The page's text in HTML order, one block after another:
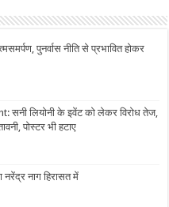
पुनर्वास नीति से प्रभावित होकर
सनी लियोनी के इवेंट को लेकर विरोध तेज,
पोस्टर भी हटाए
नाग हिरासत में